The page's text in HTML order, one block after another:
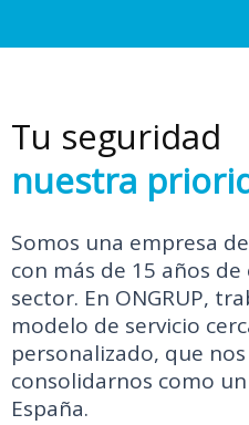
Tu seguridad
nuestra
Somos una empresa
con más de 15 años
sector. En ONGRUP,
modelo de servicio
personalizado, que
consolidarnos como
España.